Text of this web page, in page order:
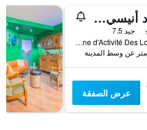
كيرياد أنيسي نورد - إباني
جيد 7.5
Zone d'Activité Des Longeray, آنسي, إقليم سافوا العليا, فرنسا
عرض الصفقة